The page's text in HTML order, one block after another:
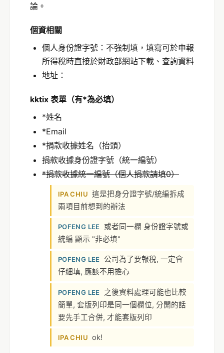
論。
個資相關
個人身份證字號：不強制填，填寫可於申報
所得稅時直接於財政部網站下載、查詢資料
地址：
kktix 表單（有*為必填）
*姓名
*Email
*捐款收據姓名（抬頭）
捐款收據身份證字號（統一編號）
*捐款收據統一編號（個人捐款請填0）
IPA CHIU 這是把身分證字號/統編拆成
兩項目前想到的辦法
POFENG LEE
或者同一欄 身份證字號或
統編 顯示 "非必填"
POFENG LEE 公司為了要報稅, 一定會
仔細填, 應該不用擔心
POFENG LEE
之後資料處理可能也比較
簡單, 套版列印是同一個欄位, 分開的話
要先手工合併, 才能套版列印
IPA CHIU ok!